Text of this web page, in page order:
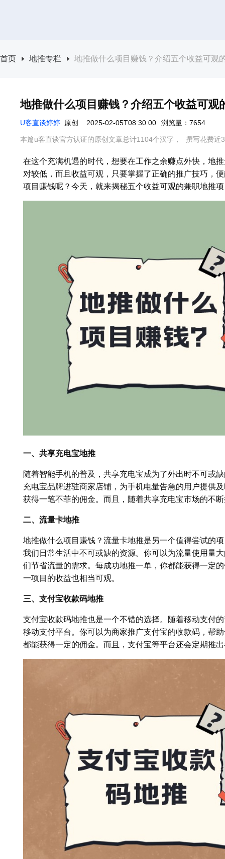
首页 地推专栏 地推做什么项目赚钱？介绍五个收益可观
地推做什么项目赚钱？介绍五个收益可观
U客直谈婷婷 原创 2025-02-05T08:30:00 浏览量：7654
本篇u客直谈官方认证的原创文章总计1104个汉字， 撰写花费近
在这个充满机遇的时代，想要在工作之余赚点外快，地
对较低，而且收益可观，只要掌握了正确的推广技巧，
项目赚钱呢？今天，就来揭秘五个收益可观的兼职地推
一、共享充电宝地推
随着智能手机的普及，共享充电宝成为了外出时不可或
充电宝品牌进驻商家店铺，为手机电量告急的用户提供
获得一笔不菲的佣金。而且，随着共享充电宝市场的不
二、流量卡地推
地推做什么项目赚钱？流量卡地推是另一个值得尝试的
我们日常生活中不可或缺的资源。你可以为流量使用量
们节省流量的需求。每成功地推一单，你都能获得一定
一项目的收益也相当可观。
三、支付宝收款码地推
支付宝收款码地推也是一个不错的选择。随着移动支付
移动支付平台。你可以为商家推广支付宝的收款码，帮
都能获得一定的佣金。而且，支付宝等平台还会定期推